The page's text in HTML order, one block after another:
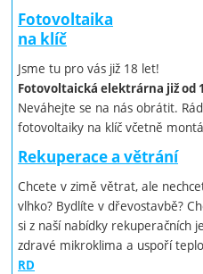
Fotovoltaika
na klíč
Jsme tu pro vás již 18 let!
Fotovoltaická elektrárna již od
Neváhejte se na nás obrátit.
fotovoltaiky na klíč včetně
Rekuperace a větrání
Chcete v zimě větrat, ale
vlhko? Bydlíte v dřevostavbě?
si z naší nabídky rekuperačních
zdravé mikroklima a uspoří
RD